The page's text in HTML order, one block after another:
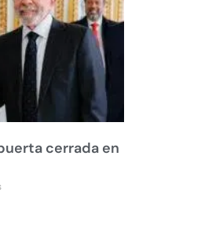
cerrada en